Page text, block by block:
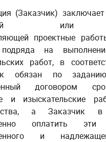
(Заказчик)
или
проектные
на
работ, в
обязан по
договором
и изыскательские
а Заказчик
оплатить
и